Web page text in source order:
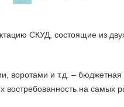
СКУД, состоящие из
и т.д. – бюджетная
востребованность на самых